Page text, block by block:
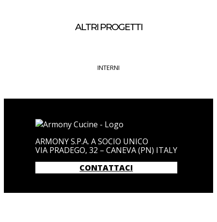
ALTRI PROGETTI
INTERNI
ARMONY S.P.A. A SOCIO UNICO
VIA PRADEGO, 32 – CANEVA (PN) ITALY
CONTATTACI